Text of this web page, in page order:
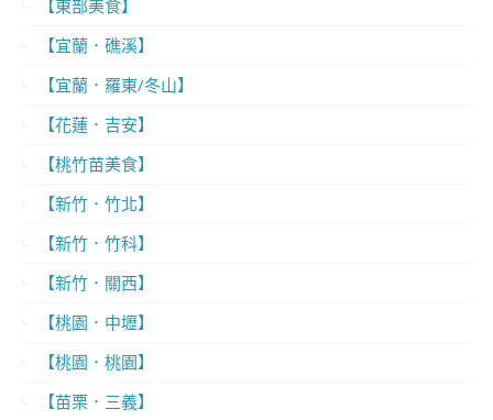
【東部美食】
【宜蘭．礁溪】
【宜蘭．羅東/冬山】
【花蓮．吉安】
【桃竹苗美食】
【新竹．竹北】
【新竹．竹科】
【新竹．關西】
【桃園．中壢】
【桃園．桃園】
【苗栗．三義】